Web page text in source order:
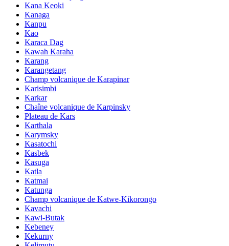
Kana Keoki
Kanaga
Kanpu
Kao
Karaca Dag
Kawah Karaha
Karang
Karangetang
Champ volcanique de Karapinar
Karisimbi
Karkar
Chaîne volcanique de Karpinsky
Plateau de Kars
Karthala
Karymsky
Kasatochi
Kasbek
Kasuga
Katla
Katmai
Katunga
Champ volcanique de Katwe-Kikorongo
Kavachi
Kawi-Butak
Kebeney
Kekurny